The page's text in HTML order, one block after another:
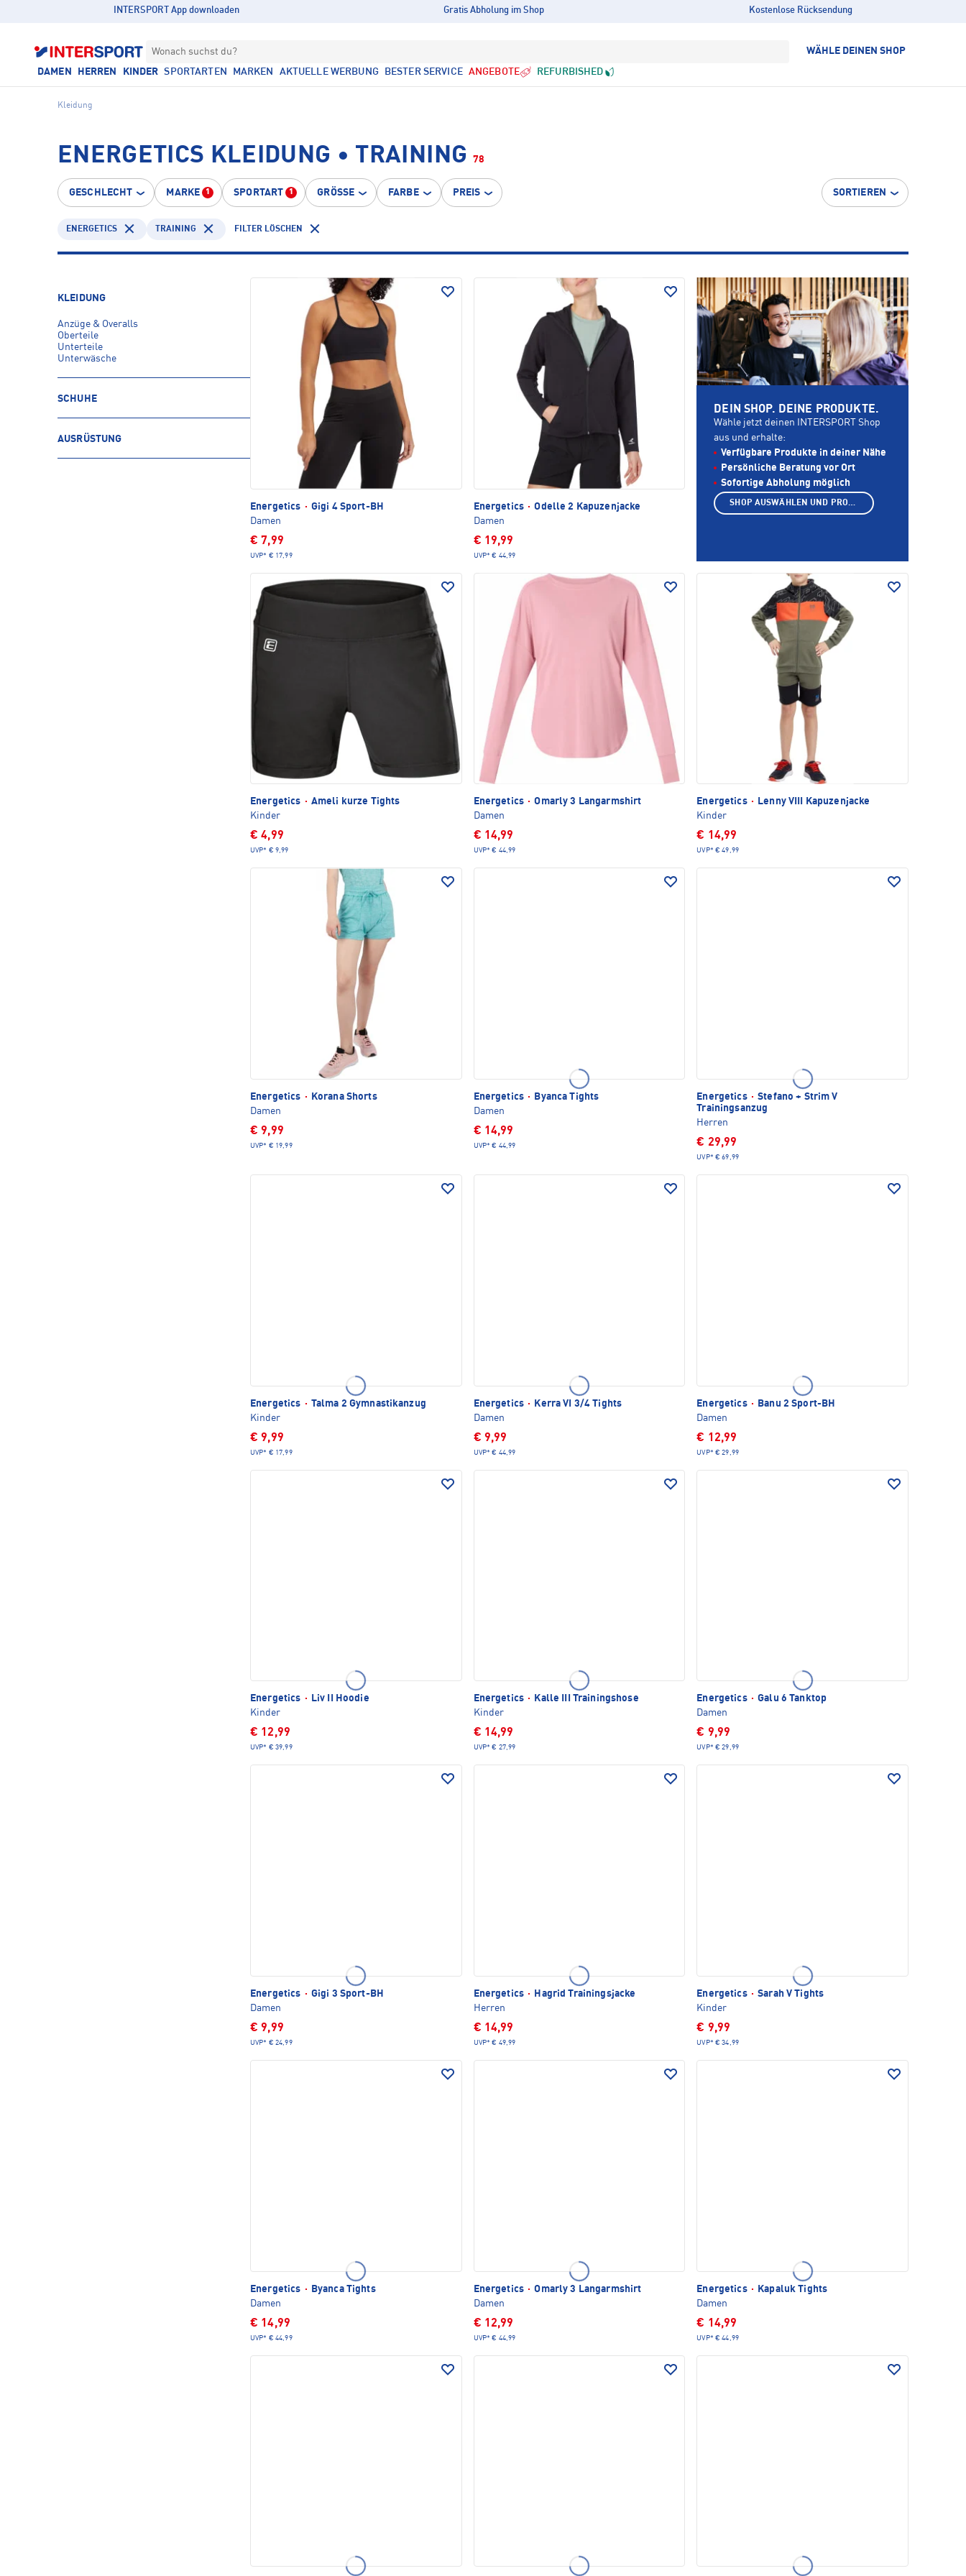
INTERSPORT App downloaden Gratis Abholung im Shop Kostenlose Rücksendung
Wonach suchst du? WÄHLE DEINEN SHOP
DAMEN HERREN KINDER SPORTARTEN MARKEN AKTUELLE WERBUNG BESTER SERVICE ANGEBOTE REFURBISHED
Kleidung
ENERGETICS KLEIDUNG • TRAINING 78
GESCHLECHT MARKE 1 SPORTART 1 GRÖSSE FARBE PREIS SORTIEREN
ENERGETICS TRAINING FILTER LÖSCHEN
KLEIDUNG
Anzüge & Overalls
Oberteile
Unterteile
Unterwäsche
SCHUHE
AUSRÜSTUNG
Energetics · Gigi 4 Sport-BH
Damen
€ 7,99
UVP* € 17,99
Energetics · Odelle 2 Kapuzenjacke
Damen
€ 19,99
UVP* € 44,99
Energetics · Ameli kurze Tights
Kinder
€ 4,99
UVP* € 9,99
Energetics · Omarly 3 Langarmshirt
Damen
€ 14,99
UVP* € 44,99
Energetics ·
Lenny VIII Kapuzenjacke
Kinder
€ 14,99
UVP* € 49,99
Energetics ·
Korana Shorts
Damen
€ 9,99
UVP* € 19,99
Energetics ·
Byanca Tights
Damen
€ 14,99
UVP* € 44,99
Energetics · Stefano + Strim V
Trainingsanzug
Herren
€ 29,99
UVP* € 69,99
Energetics · Talma 2 Gymnastikanzug
Kinder
€ 9,99
UVP* € 17,99
Energetics ·
Kerra VI 3/4 Tights
Damen
€ 9,99
UVP* € 44,99
Energetics ·
Banu 2 Sport-BH
Damen
€ 12,99
UVP* € 29,99
Energetics ·
Liv II Hoodie
Kinder
€ 12,99
UVP* € 39,99
Energetics ·
Kalle III Trainingshose
Kinder
€ 14,99
UVP* € 27,99
Energetics · Galu 6 Tanktop
Damen
€ 9,99
UVP* € 29,99
Energetics · Gigi 3 Sport-BH
Damen
€ 9,99
UVP* € 24,99
Energetics ·
Hagrid Trainingsjacke
Herren
€ 14,99
UVP* € 49,99
Energetics · Sarah V Tights
Kinder
€ 9,99
UVP* € 34,99
Energetics ·
Byanca Tights
Damen
€ 14,99
UVP* € 44,99
Energetics · Omarly 3 Langarmshirt
Damen
€ 12,99
UVP* € 44,99
Energetics ·
Kapaluk Tights
Damen
€ 14,99
UVP* € 44,99
DEIN SHOP. DEINE PRODUKTE.
Wähle jetzt deinen INTERSPORT Shop
aus und erhalte:
Verfügbare Produkte in deiner Nähe
Persönliche Beratung vor Ort
Sofortige Abholung möglich
SHOP AUSWÄHLEN UND PRODUKTE ANZEIGEN